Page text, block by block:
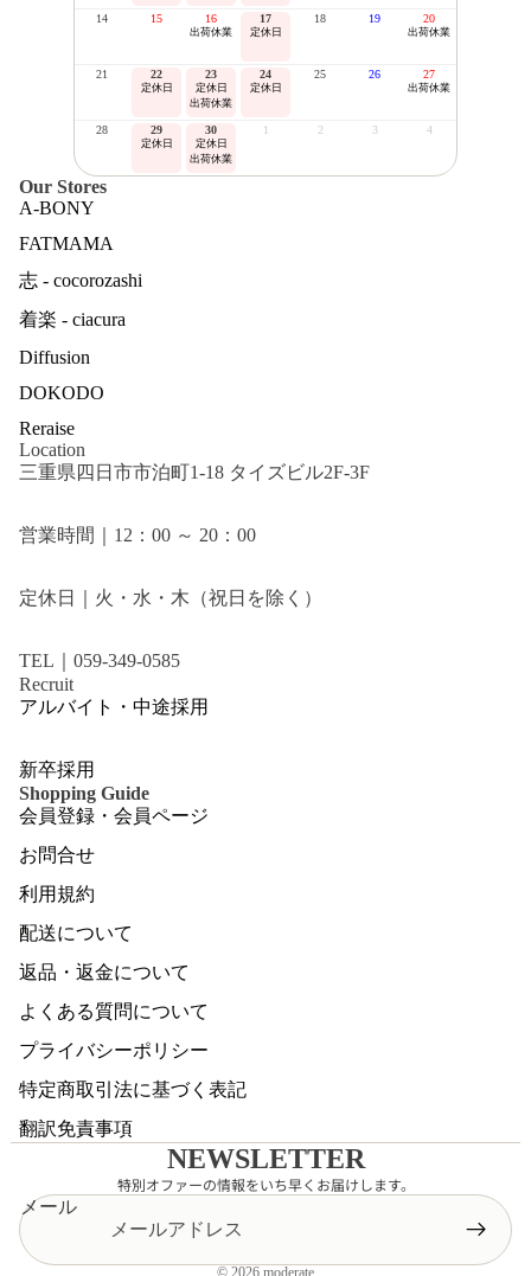
14 15 16
出荷休業
17
定休日
18 19 20
出荷休業
21 22
定休日
23
定休日
出荷休業
24
定休日
25 26 27
出荷休業
28 29
定休日
30
定休日
出荷休業
1 2 3 4
Our Stores
A-BONY
FATMAMA
志 - cocorozashi
着楽 - ciacura
Diffusion
DOKODO
Reraise
Location
三重県四日市市泊町1-18 タイズビル2F-3F
営業時間｜12：00 ～ 20：00
定休日｜火・水・木（祝日を除く）
TEL｜059-349-0585
Recruit
アルバイト・中途採用
新卒採用
Shopping Guide
会員登録・会員ページ
お問合せ
利用規約
配送について
返品・返金について
よくある質問について
プライバシーポリシー
特定商取引法に基づく表記
翻訳免責事項
NEWSLETTER
特別オファーの情報をいち早くお届けします。
メール
© 2026 moderate